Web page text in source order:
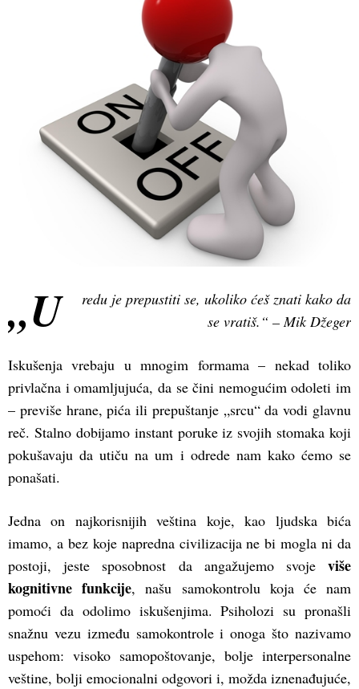
„U
redu je prepustiti se, ukoliko ćeš znati kako da
se vratiš.“ – Mik Džeger
Iskušenja vrebaju u mnogim formama – nekad toliko
privlačna i omamljujuća, da se čini nemogućim odoleti im
– previše hrane, pića ili prepuštanje „srcu“ da vodi glavnu
reč. Stalno dobijamo instant poruke iz svojih stomaka koji
pokušavaju da utiču na um i odrede nam kako ćemo se
ponašati.
Jedna on najkorisnijih veština koje, kao ljudska bića
imamo, a bez koje napredna civilizacija ne bi mogla ni da
postoji, jeste sposobnost da angažujemo svoje više
kognitivne funkcije, našu samokontrolu koja će nam
pomoći da odolimo iskušenjima. Psiholozi su pronašli
snažnu vezu između samokontrole i onoga što nazivamo
uspehom: visoko samopoštovanje, bolje interpersonalne
veštine, bolji emocionalni odgovori i, možda iznenađujuće,